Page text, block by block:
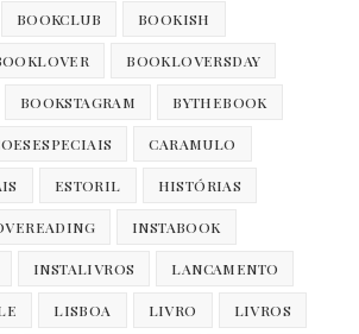
BOOKCLUB BOOKISH
BOOKLOVERSDAY
BOOKSTAGRAM BYTHEBOOK
CARAMULO
ESTORIL HISTÓRIAS
INSTABOOK
INSTALIVROS LANCAMENTO
LISBOA LIVRO LIVROS